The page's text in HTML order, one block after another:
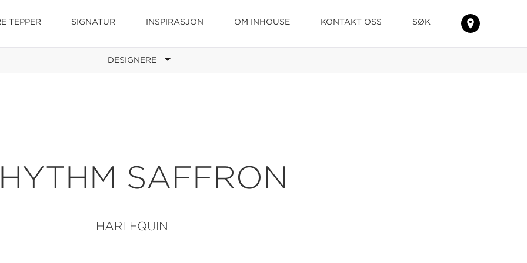
TEPPER SIGNATUR INSPIRASJON OM INHOUSE KONTAKT OSS SØK
DESIGNERE
SAFFRON
HARLEQUIN